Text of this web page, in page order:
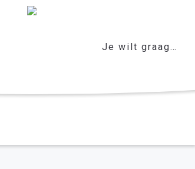
Je wilt graag…